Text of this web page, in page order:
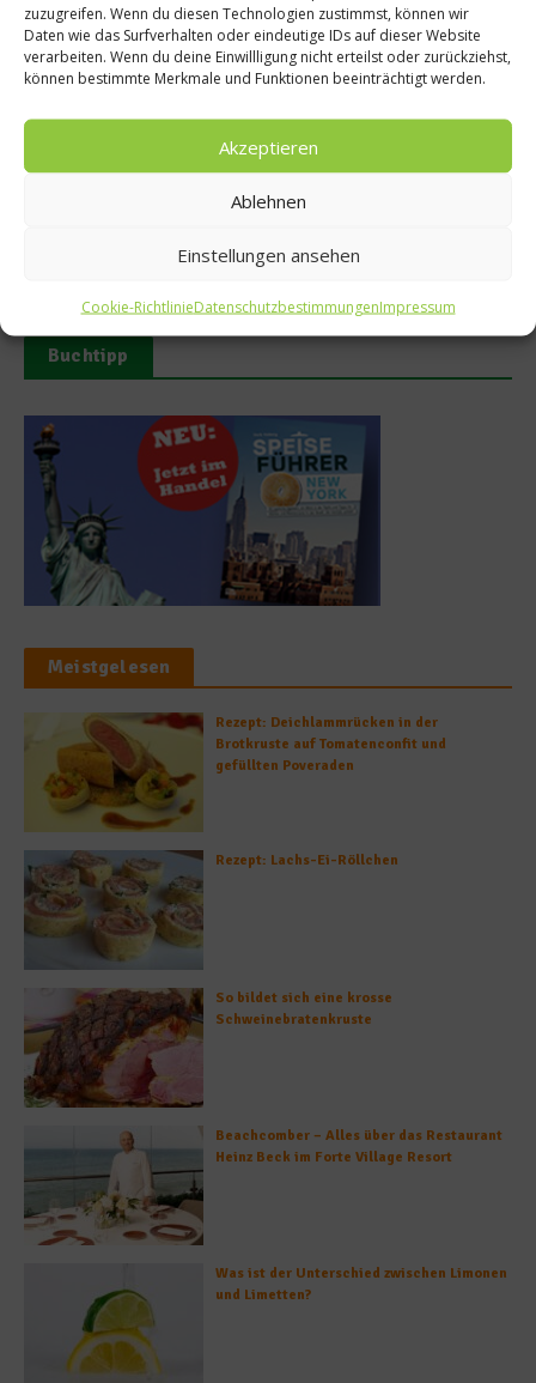
zuzugreifen. Wenn du diesen Technologien zustimmst, können wir
Daten wie das Surfverhalten oder eindeutige IDs auf dieser Website
verarbeiten. Wenn du deine Einwillligung nicht erteilst oder zurückziehst,
können bestimmte Merkmale und Funktionen beeinträchtigt werden.
Akzeptieren
Ablehnen
Einstellungen ansehen
Cookie-RichtlinieDatenschutzbestimmungenImpressum
50 Best Discovery präsentiert
17. Juli 2026
Buchtipp
Meistgelesen
Rezept: Deichlammrücken in der
Brotkruste auf Tomatenconfit und
gefüllten Poveraden
Rezept: Lachs-Ei-Röllchen
So bildet sich eine krosse
Schweinebratenkruste
Beachcomber – Alles über das Restaurant
Heinz Beck im Forte Village Resort
Was ist der Unterschied zwischen Limonen
und Limetten?